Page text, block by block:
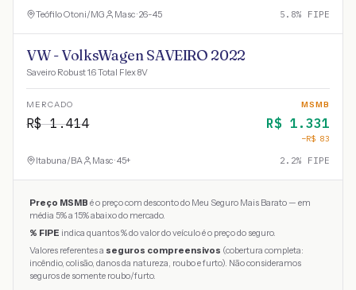
Teófilo Otoni/MG Masc · 26-45 5.8% FIPE
VW - VolksWagen SAVEIRO 2022
Saveiro Robust 1.6 Total Flex 8V
MERCADO
R$1.414
MSMB
R$ 1.331
−R$ 83
Itabuna/BA Masc · 45+ 2.2% FIPE
Preço MSMB é o preço com desconto do Meu Seguro Mais Barato — em
média 5% a 15% abaixo do mercado.
% FIPE indica quantos % do valor do veículo é o preço do seguro.
Valores referentes a seguros compreensivos (cobertura completa:
incêndio, colisão, danos da natureza, roubo e furto). Não consideramos
seguros de somente roubo/furto.